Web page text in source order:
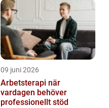
09 juni 2026
Arbetsterapi när
vardagen behöver
professionellt stöd